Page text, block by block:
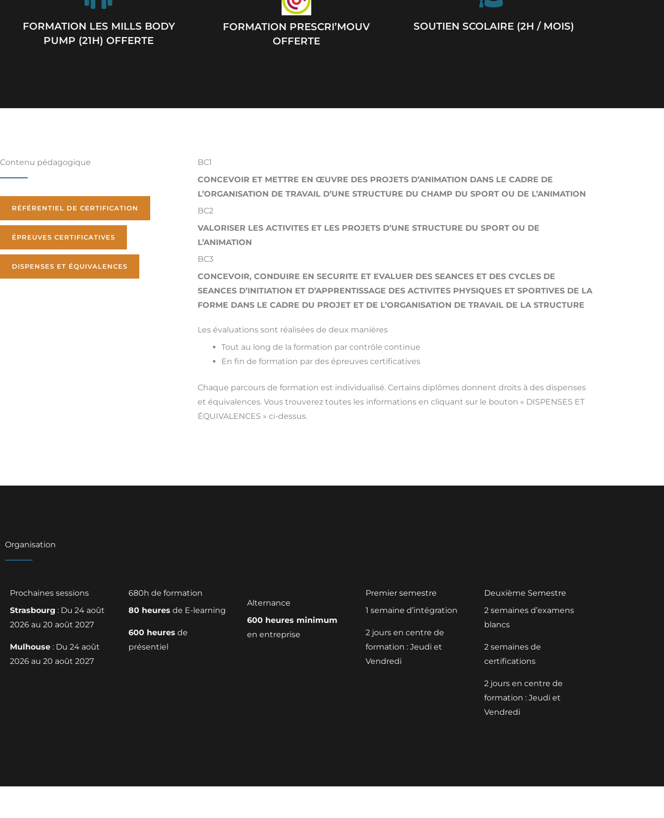
FORMATION LES MILLS BODY
PUMP (21H) OFFERTE
FORMATION PRESCRI’MOUV
OFFERTE
SOUTIEN SCOLAIRE (2H / MOIS)
Contenu pédagogique
RÉFÉRENTIEL DE CERTIFICATION
ÉPREUVES CERTIFICATIVES
DISPENSES ET ÉQUIVALENCES
BC1
CONCEVOIR ET METTRE EN ŒUVRE DES PROJETS D’ANIMATION DANS LE CADRE DE
L’ORGANISATION DE TRAVAIL D’UNE STRUCTURE DU CHAMP DU SPORT OU DE L’ANIMATION
BC2
VALORISER LES ACTIVITES ET LES PROJETS D’UNE STRUCTURE DU SPORT OU DE
L’ANIMATION
BC3
CONCEVOIR, CONDUIRE EN SECURITE ET EVALUER DES SEANCES ET DES CYCLES DE
SEANCES D’INITIATION ET D’APPRENTISSAGE DES ACTIVITES PHYSIQUES ET SPORTIVES DE LA
FORME DANS LE CADRE DU PROJET ET DE L’ORGANISATION DE TRAVAIL DE LA STRUCTURE
Les évaluations sont réalisées de deux manières
Tout au long de la formation par contrôle continue
En fin de formation par des épreuves certificatives
Chaque parcours de formation est individualisé. Certains diplômes donnent droits à des dispenses
et équivalences. Vous trouverez toutes les informations en cliquant sur le bouton « DISPENSES ET
ÉQUIVALENCES » ci-dessus.
Organisation
Prochaines sessions
Strasbourg : Du 24 août
2026 au 20 août 2027
Mulhouse : Du 24 août
2026 au 20 août 2027
680h de formation
80 heures de E-learning
600 heures de
présentiel
Alternance
600 heures minimum
en entreprise
Premier semestre
1 semaine d’intégration
2 jours en centre de
formation : Jeudi et
Vendredi
Deuxième Semestre
2 semaines d’examens
blancs
2 semaines de
certifications
2 jours en centre de
formation : Jeudi et
Vendredi